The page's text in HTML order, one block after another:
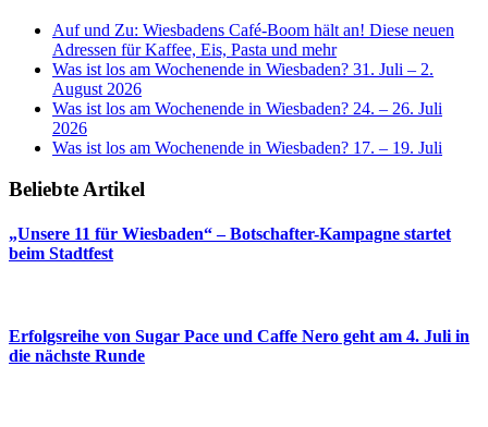
Auf und Zu: Wiesbadens Café-Boom hält an! Diese neuen
Adressen für Kaffee, Eis, Pasta und mehr
Was ist los am Wochenende in Wiesbaden? 31. Juli – 2.
August 2026
Was ist los am Wochenende in Wiesbaden? 24. – 26. Juli
2026
Was ist los am Wochenende in Wiesbaden? 17. – 19. Juli
Beliebte Artikel
„Unsere 11 für Wiesbaden“ – Botschafter-Kampagne startet
beim Stadtfest
Erfolgsreihe von Sugar Pace und Caffe Nero geht am 4. Juli in
die nächste Runde